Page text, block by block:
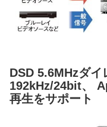
DSD 5.6MHzダ
192kHz/24bit、
再生をサポート